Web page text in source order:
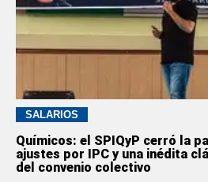
SALARIOS
Químicos: el SPIQyP cerró la
ajustes por IPC y una inédita
del convenio colectivo